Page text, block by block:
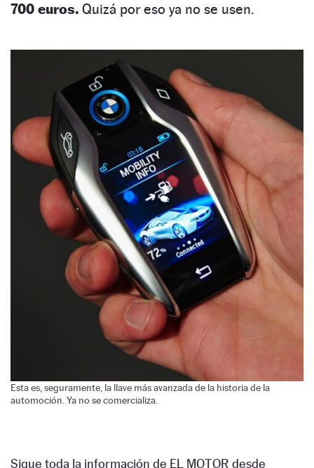
700 euros. Quizá por eso ya no se usen.
Esta es, seguramente, la llave más avanzada de la historia de la
automoción. Ya no se comercializa.
Sigue toda la información de EL MOTOR desde